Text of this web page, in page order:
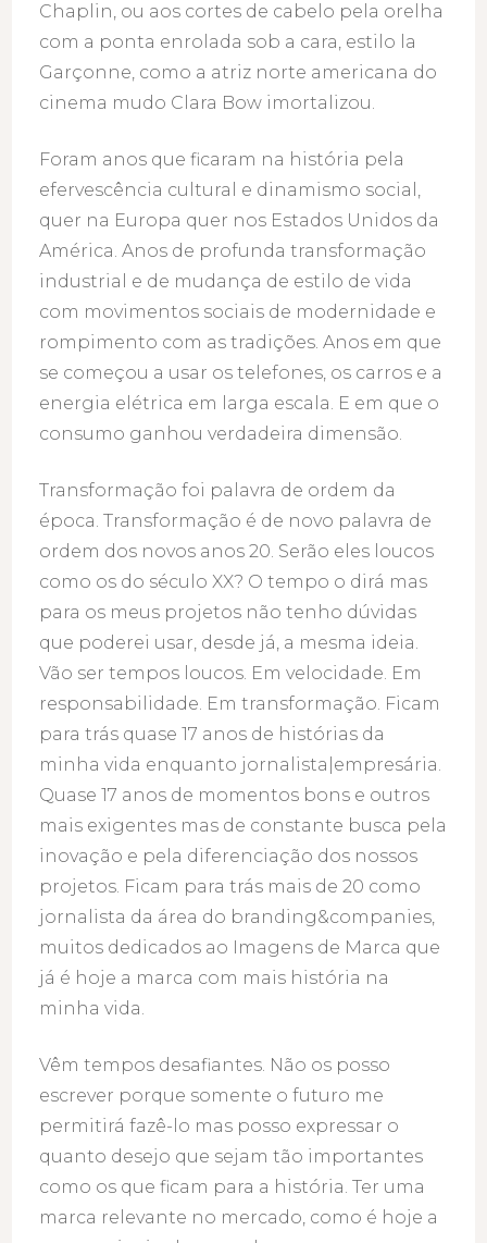
Chaplin, ou aos cortes de cabelo pela orelha
com a ponta enrolada sob a cara, estilo la
Garçonne, como a atriz norte americana do
cinema mudo Clara Bow imortalizou.
Foram anos que ficaram na história pela
efervescência cultural e dinamismo social,
quer na Europa quer nos Estados Unidos da
América. Anos de profunda transformação
industrial e de mudança de estilo de vida
com movimentos sociais de modernidade e
rompimento com as tradições. Anos em que
se começou a usar os telefones, os carros e a
energia elétrica em larga escala. E em que o
consumo ganhou verdadeira dimensão.
Transformação foi palavra de ordem da
época. Transformação é de novo palavra de
ordem dos novos anos 20. Serão eles loucos
como os do século XX? O tempo o dirá mas
para os meus projetos não tenho dúvidas
que poderei usar, desde já, a mesma ideia.
Vão ser tempos loucos. Em velocidade. Em
responsabilidade. Em transformação. Ficam
para trás quase 17 anos de histórias da
minha vida enquanto jornalista|empresária.
Quase 17 anos de momentos bons e outros
mais exigentes mas de constante busca pela
inovação e pela diferenciação dos nossos
projetos. Ficam para trás mais de 20 como
jornalista da área do branding&companies,
muitos dedicados ao Imagens de Marca que
já é hoje a marca com mais história na
minha vida.
Vêm tempos desafiantes. Não os posso
escrever porque somente o futuro me
permitirá fazê-lo mas posso expressar o
quanto desejo que sejam tão importantes
como os que ficam para a história. Ter uma
marca relevante no mercado, como é hoje a